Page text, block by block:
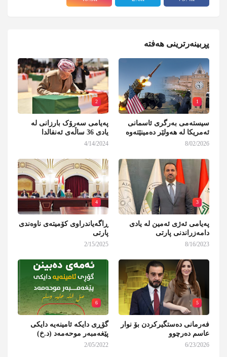
پڕبینەرترینی هەفتە
1
سیستەمی بەرگری ئاسمانی
ئەمریکا لە هەولێر دەمینێتەوە
8/02/2026
2
پەیامی سەرۆک بارزانی لە
یادی 36 ساڵەی ئەنفالدا
4/14/2024
3
پەیامی ئەژی ئەمین لە یادی
دامەزراندنی پارتی
8/16/2023
4
ڕاگەیاندراوی کۆمیتەی ناوەندی
پارتی
2/15/2025
5
فەرمانی دەستگیرکردن بۆ نوار
عاسم دەرچوو
6/23/2026
6
گۆڕی دایکە ئامینەیە دایکی
پێغەمبەر موحەمەد (د.خ)
2/05/2022